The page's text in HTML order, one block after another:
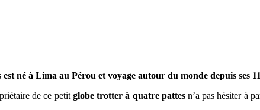
né à Lima au Pérou et voyage autour du monde depuis ses
de ce petit globe trotter à quatre pattesn’a pas hésiter à